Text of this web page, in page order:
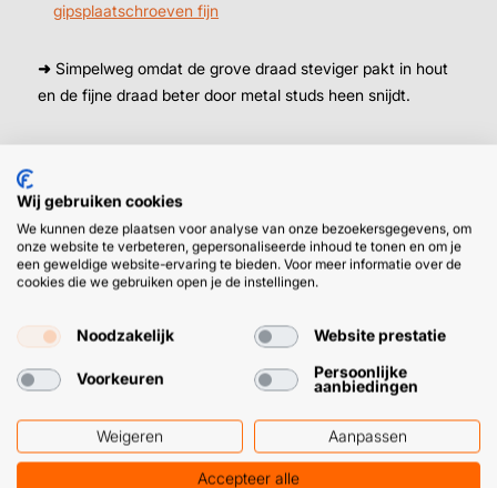
gipsplaatschroeven fijn
➜ Simpelweg omdat de grove draad steviger pakt in hout
en de fijne draad beter door metal studs heen snijdt.
HULP OF ADVIES NODIG?
Klantenservice
7224
WhatsApp
+31 (0) 6 11
12 09 51
EN SNEL
Wij gebruiken cookies
We kunnen deze plaatsen voor analyse van onze bezoekersgegevens, om
onze website te verbeteren, gepersonaliseerde inhoud te tonen en om je
een geweldige website-ervaring te bieden. Voor meer informatie over de
cookies die we gebruiken open je de instellingen.
Noodzakelijk Website prestatie
Voorkeuren
Persoonlijke
aanbiedingen
Weigeren Aanpassen
Accepteer alle